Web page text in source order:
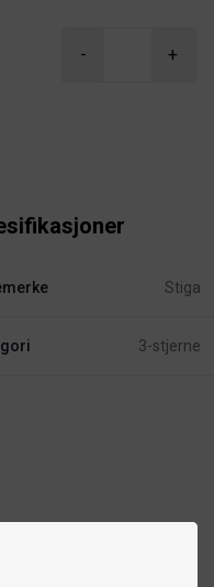
- +
Stiga
3-stjerne